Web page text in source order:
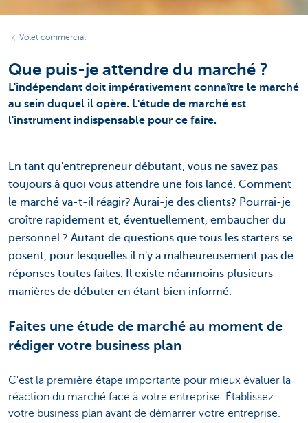
Volet commercial
Que puis-je attendre du marché ?
L'indépendant doit impérativement connaître le marché
au sein duquel il opère. L'étude de marché est
l'instrument indispensable pour ce faire.
En tant qu'entrepreneur débutant, vous ne savez pas
toujours à quoi vous attendre une fois lancé. Comment
le marché va-t-il réagir? Aurai-je des clients? Pourrai-je
croître rapidement et, éventuellement, embaucher du
personnel ? Autant de questions que tous les starters se
posent, pour lesquelles il n'y a malheureusement pas de
réponses toutes faites. Il existe néanmoins plusieurs
manières de débuter en étant bien informé.
Faites une étude de marché au moment de
rédiger votre business plan
C'est la première étape importante pour mieux évaluer la
réaction du marché face à votre entreprise. Établissez
votre business plan avant de démarrer votre entreprise.